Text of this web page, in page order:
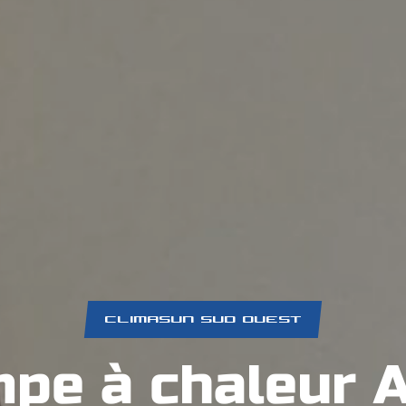
CLIMASUN SUD OUEST
à chaleur